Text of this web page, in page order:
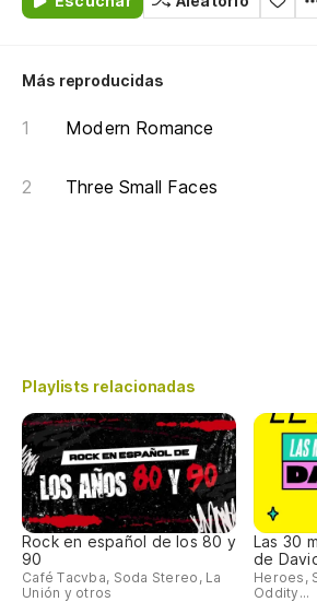
Más reproducidas
Modern Romance
Three Small Faces
Playlists relacionadas
Rock en español de los 80 y
90
Café Tacvba, Soda Stereo, La
Unión y otros
Las 30
de
Heroes,
Oddity...